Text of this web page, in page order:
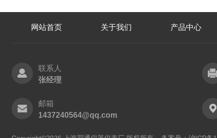
网站首页 关于我们 产品中心
联系人
张经理
邮箱
1437240564@qq.com